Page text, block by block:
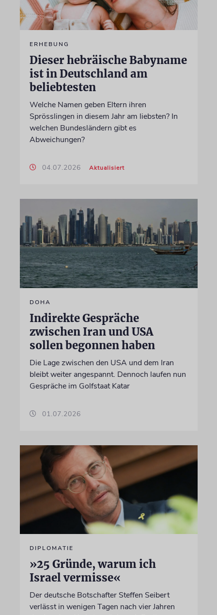
ERHEBUNG
Dieser hebräische Babyname
ist in Deutschland am
beliebtesten
Welche Namen geben Eltern ihren
Sprösslingen in diesem Jahr am liebsten? In
welchen Bundesländern gibt es
Abweichungen?
04.07.2026 Aktualisiert
DOHA
Indirekte Gespräche
zwischen Iran und USA
sollen begonnen haben
Die Lage zwischen den USA und dem Iran
bleibt weiter angespannt. Dennoch laufen nun
Gespräche im Golfstaat Katar
01.07.2026
DIPLOMATIE
»25 Gründe, warum ich
Israel vermisse«
Der deutsche Botschafter Steffen Seibert
verlässt in wenigen Tagen nach vier Jahren